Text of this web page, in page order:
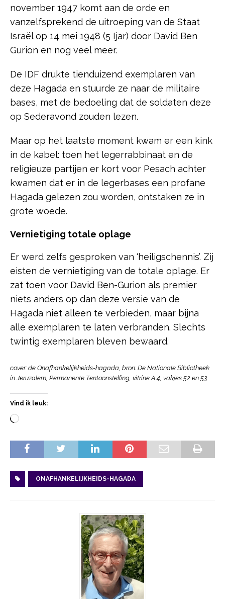
november 1947 komt aan de orde en
vanzelfsprekend de uitroeping van de Staat
Israël op 14 mei 1948 (5 Ijar) door David Ben
Gurion en nog veel meer.
De IDF drukte tienduizend exemplaren van
deze Hagada en stuurde ze naar de militaire
bases, met de bedoeling dat de soldaten deze
op Sederavond zouden lezen.
Maar op het laatste moment kwam er een kink
in de kabel: toen het legerrabbinaat en de
religieuze partijen er kort voor Pesach achter
kwamen dat er in de legerbases een profane
Hagada gelezen zou worden, ontstaken ze in
grote woede.
Vernietiging totale oplage
Er werd zelfs gesproken van ‘heiligschennis’. Zij
eisten de vernietiging van de totale oplage. Er
zat toen voor David Ben-Gurion als premier
niets anders op dan deze versie van de
Hagada niet alleen te verbieden, maar bijna
alle exemplaren te laten verbranden. Slechts
twintig exemplaren bleven bewaard.
cover: de Onafhankelijkheids-hagada, bron: De Nationale Bibliotheek
in Jeruzalem, Permanente Tentoonstelling, vitrine A 4, vakjes 52 en 53.
Vind ik leuk:
ONAFHANKELIJKHEIDS-HAGADA